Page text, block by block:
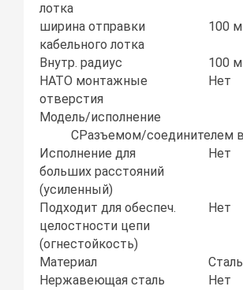
лотка
ширина отправки
кабельного лотка
100
Внутр. радиус
100
НАТО монтажные
отверстия
Нет
Модель/исполнение
СРазъемом/соединителем
Исполнение для
больших расстояний
(усиленный)
Нет
Подходит для обеспеч.
целостности цепи
(огнестойкость)
Нет
Материал
Сталь
Нержавеющая сталь
Нет